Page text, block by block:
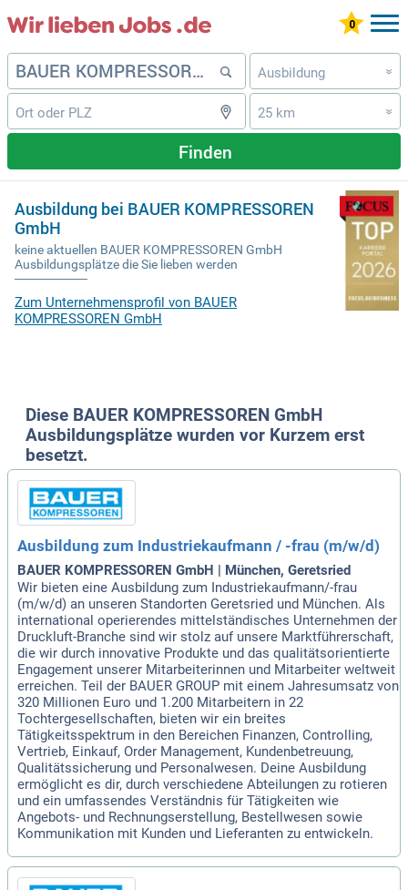
Ausbildung »
25 km »
Finden
Ausbildung bei BAUER KOMPRESSOREN
GmbH
keine aktuellen BAUER KOMPRESSOREN GmbH
Ausbildungsplätze die Sie lieben werden
Zum Unternehmensprofil von BAUER
KOMPRESSOREN GmbH
Diese BAUER KOMPRESSOREN GmbH
Ausbildungsplätze wurden vor Kurzem erst
besetzt.
Ausbildung zum Industriekaufmann / -frau (m/w/d)
BAUER KOMPRESSOREN GmbH | München, Geretsried
Wir bieten eine Ausbildung zum Industriekaufmann/-frau
(m/w/d) an unseren Standorten Geretsried und München. Als
international operierendes mittelständisches Unternehmen der
Druckluft-Branche sind wir stolz auf unsere Marktführerschaft,
die wir durch innovative Produkte und das qualitätsorientierte
Engagement unserer Mitarbeiterinnen und Mitarbeiter weltweit
erreichen. Teil der BAUER GROUP mit einem Jahresumsatz von
320 Millionen Euro und 1.200 Mitarbeitern in 22
Tochtergesellschaften, bieten wir ein breites
Tätigkeitsspektrum in den Bereichen Finanzen, Controlling,
Vertrieb, Einkauf, Order Management, Kundenbetreuung,
Qualitätssicherung und Personalwesen. Deine Ausbildung
ermöglicht es dir, durch verschiedene Abteilungen zu rotieren
und ein umfassendes Verständnis für Tätigkeiten wie
Angebots- und Rechnungserstellung, Bestellwesen sowie
Kommunikation mit Kunden und Lieferanten zu entwickeln.